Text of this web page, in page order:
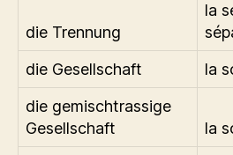
die Trennung
la
die Gesellschaft
la
die gemischtrassige
Gesellschaft
la